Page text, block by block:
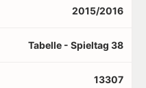
2015/2016
Tabelle - Spieltag 38
13307